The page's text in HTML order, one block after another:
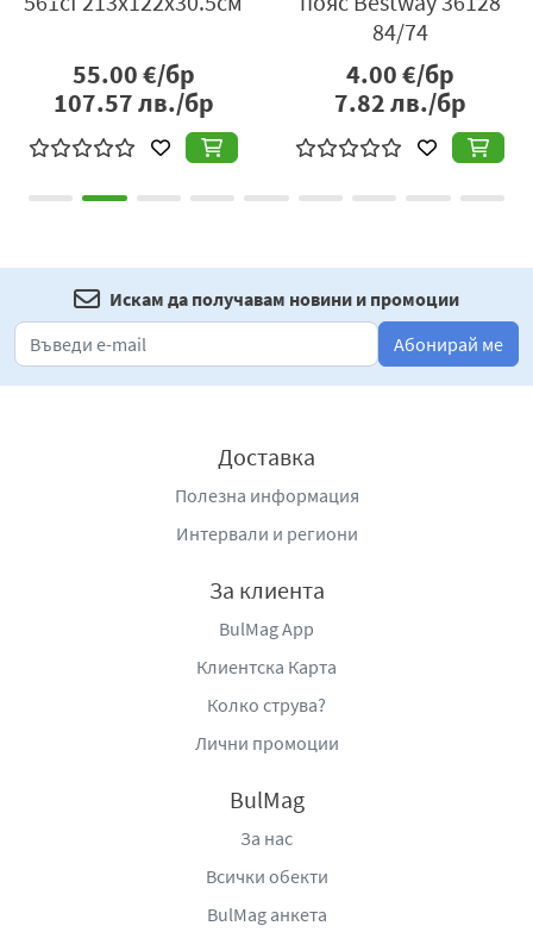
55.00€/бр
107.57лв./бр
84/74
4.00€/бр
7.82лв./бр
Искам да получавам новини и промоции
Абонирай ме
Доставка
Полезна информация
Интервали и региони
За клиента
BulMag App
Клиентска Карта
Колко струва?
Лични промоции
BulMag
За нас
Всички обекти
BulMag анкета